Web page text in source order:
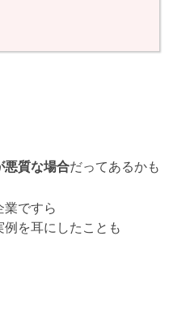
悪質な場合だってあるかも
業ですら
を耳にしたことも